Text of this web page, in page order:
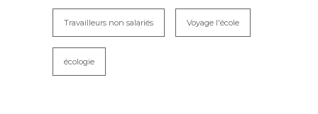
Travailleurs non salariés Voyage l'école
écologie